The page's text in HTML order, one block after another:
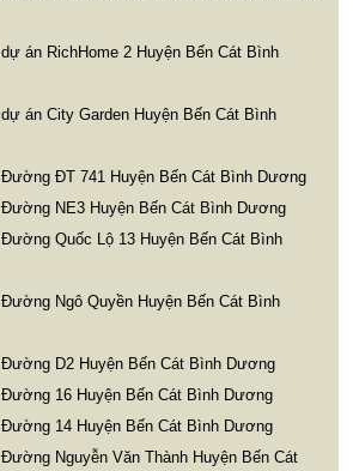
án RichHome 2 Huyện Bến Cát Bình
án City Garden Huyện Bến Cát Bình
ĐT 741 Huyện Bến Cát Bình Dương
NE3 Huyện Bến Cát Bình Dương
Quốc Lộ 13 Huyện Bến Cát Bình
Ngô Quyền Huyện Bến Cát Bình
D2 Huyện Bến Cát Bình Dương
16 Huyện Bến Cát Bình Dương
14 Huyện Bến Cát Bình Dương
Nguyễn Văn Thành Huyện Bến Cát